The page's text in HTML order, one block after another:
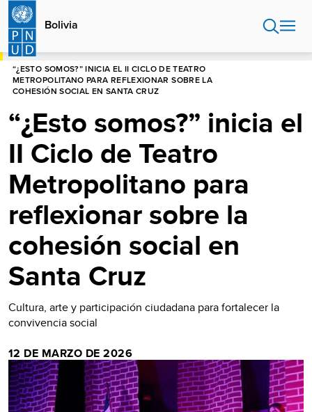
Pasar
contenido
principal
Bolivia
HOME
“¿ESTO SOMOS?” INICIA EL II CICLO DE TEATRO
METROPOLITANO PARA REFLEXIONAR SOBRE LA
COHESIÓN SOCIAL EN SANTA CRUZ
“¿Esto somos?” inicia el
II Ciclo de Teatro
Metropolitano para
reflexionar sobre la
cohesión social en
Santa Cruz
Cultura, arte y participación ciudadana para fortalecer la
convivencia social
12 DE MARZO DE 2026